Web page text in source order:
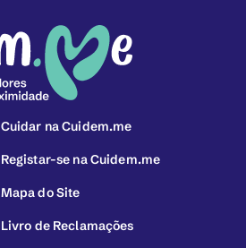
Cuidar na Cuidem.me
Registar-se na Cuidem.me
Mapa do Site
Livro de Reclamações